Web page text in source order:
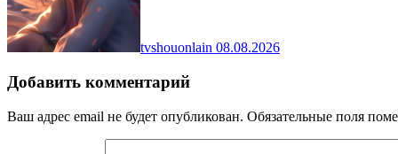
tvshouonlain 08.08.2026
Добавить комментарий
Ваш адрес email не будет опубликован. Обязательные поля